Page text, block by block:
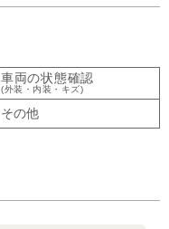
車両の状態確認
(外装・内装・キズ)
その他